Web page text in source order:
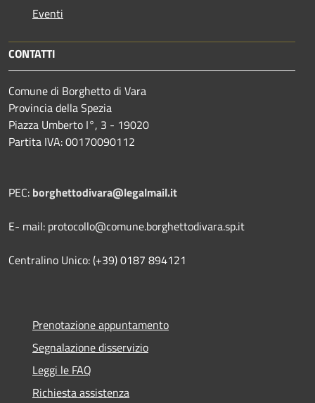
Eventi
CONTATTI
Comune di Borghetto di Vara
Provincia della Spezia
Piazza Umberto I°, 3 - 19020
Partita IVA: 00170090112
PEC: borghettodivara@legalmail.it
E- mail: protocollo@comune.borghettodivara.sp.it
Centralino Unico: (+39) 0187 894121
Prenotazione appuntamento
Segnalazione disservizio
Leggi le FAQ
Richiesta assistenza